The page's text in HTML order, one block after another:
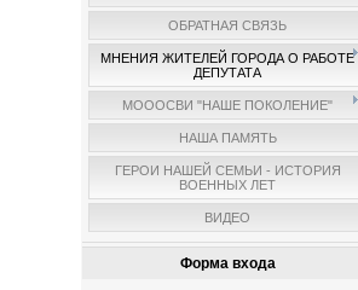
ОБРАТНАЯ СВЯЗЬ
МНЕНИЯ ЖИТЕЛЕЙ ГОРОДА О РАБОТЕ
ДЕПУТАТА
МОООСВИ "НАШЕ ПОКОЛЕНИЕ"
НАША ПАМЯТЬ
ГЕРОИ НАШЕЙ СЕМЬИ - ИСТОРИЯ
ВОЕННЫХ ЛЕТ
ВИДЕО
Форма входа